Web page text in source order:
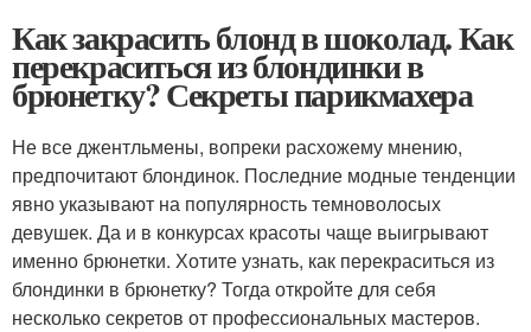
Как закрасить блонд в шоколад. Как
перекраситься из блондинки в
брюнетку? Секреты парикмахера
Не все джентльмены, вопреки расхожему мнению,
предпочитают блондинок. Последние модные тенденции
явно указывают на популярность темноволосых
девушек. Да и в конкурсах красоты чаще выигрывают
именно брюнетки. Хотите узнать, как перекраситься из
блондинки в брюнетку? Тогда откройте для себя
несколько секретов от профессиональных мастеров.